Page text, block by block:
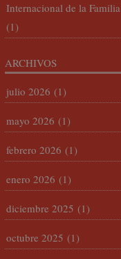
Internacional de la Familia
(1)
ARCHIVOS
julio 2026 (1)
mayo 2026 (1)
febrero 2026 (1)
enero 2026 (1)
diciembre 2025 (1)
octubre 2025 (1)